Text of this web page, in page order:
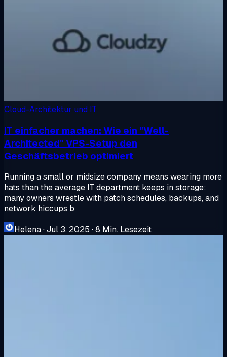
Cloud-Architektur und IT
IT einfacher machen: Wie ein "Well-
Architected" VPS-Setup den
Geschäftsbetrieb optimiert
Running a small or midsize company means wearing more
hats than the average IT department keeps in storage;
many owners wrestle with patch schedules, backups, and
network hiccups b
Helena·Jul 3, 2025 ·8 Min. Lesezeit